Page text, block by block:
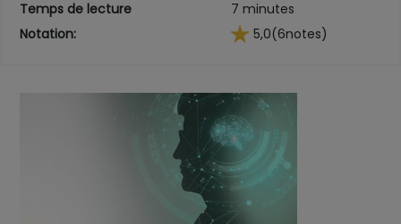
Temps de lecture
Notation:
7 minutes
5,0(6notes)